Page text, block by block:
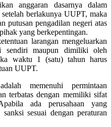
anggaran dasarnya dalam
berlakunya UUPT, maka
putusan pengadilan negeri atas
yang berkepentingan.
larangan mengeluarkan
sendiri maupun dimiliki oleh
waktu 1 (satu) tahun harus
UUPT.
memenuhi permintaan
terbatas dengan memiliki sifat
ada perusahaan yang
sesuai dengan peraturan